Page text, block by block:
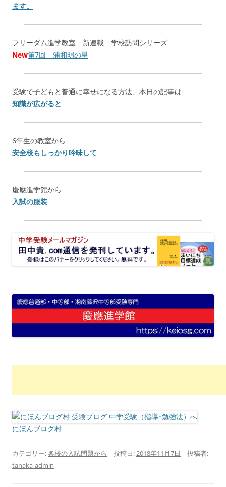
ます。
フリーダム進学教室 新連載 学校訪問シリーズ
New第7回 浦和明の星
受験で子どもと普通に幸せになる方法、本日の記事は
知識が広がると
6年生の教室から
安全校もしっかり吟味して
慶應進学館から
入試の服装
にほんブログ村
カテゴリー:各校の入試問題から | 投稿日:2018年11月7日 | 投稿者:
tanaka-admin